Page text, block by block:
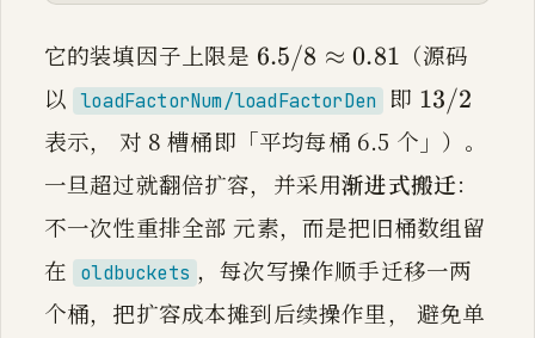
它的装填因子上限是 6.5 /8 ≈ 0.81
6.5/8 \approx 0.81
6.5/8 ≈ 0.81 （源码
以 loadFactorNum/loadFactorDen 即 13 /2
13/2
13/2
表示， 对 8 槽桶即「平均每桶 6.5 个」）。
一旦超过就翻倍扩容，并采用渐进式搬迁：
不一次性重排全部 元素，而是把旧桶数组留
在 oldbuckets ，每次写操作顺手迁移一两
个桶，把扩容成本摊到后续操作里， 避免单